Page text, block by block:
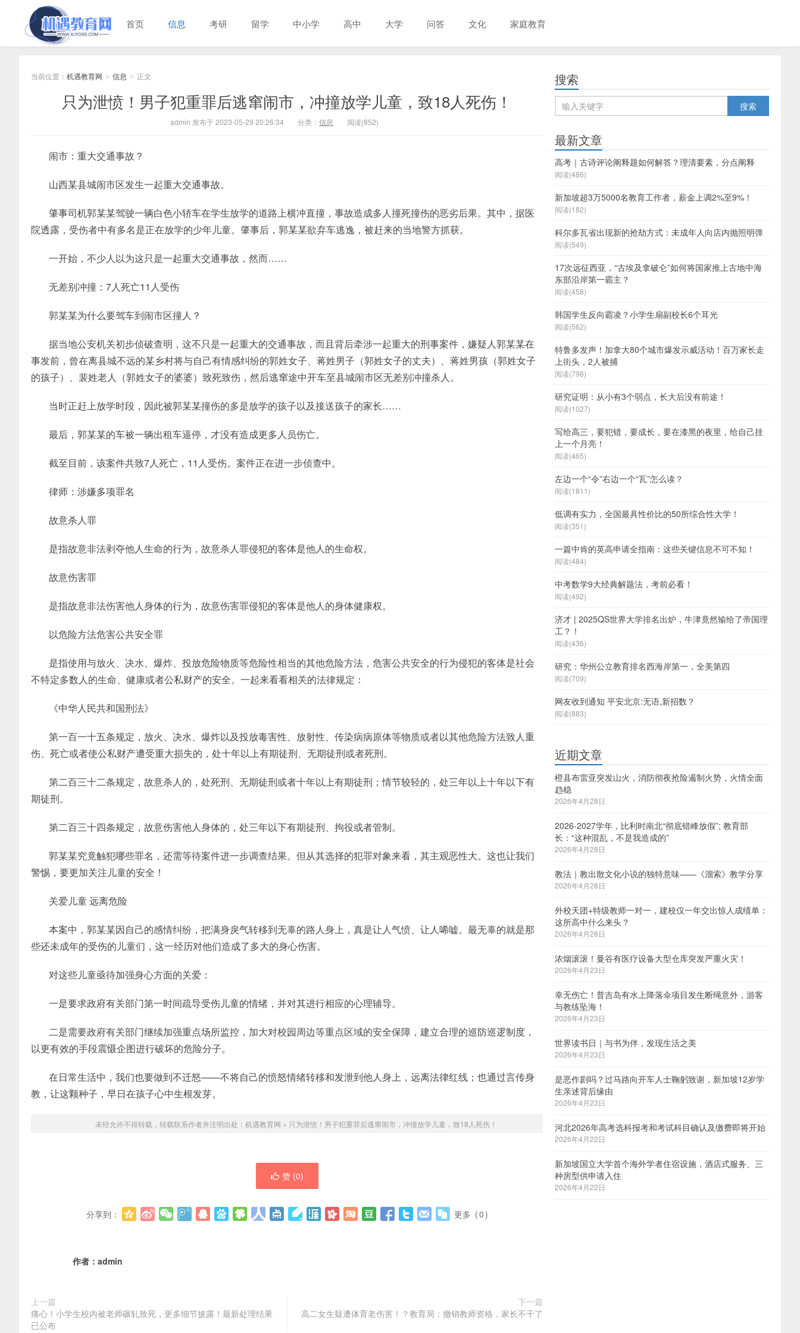
首页 信息 考研 留学 中小学 高中 大学 问答 文化 家庭教育
当前位置： 机遇教育网 > 信息 > 正文
只为泄愤！男子犯重罪后逃窜闹市，冲撞放学儿童，致18人死伤！
admin 发布于 2023-05-29 20:26:34 分类： 信息 阅读(852)
闹市：重大交通事故？
山西某县城闹市区发生一起重大交通事故。
肇事司机郭某某驾驶一辆白色小轿车在学生放学的道路上横冲直撞，事故造成多人撞死撞伤的恶劣后果。其中，据医
院透露，受伤者中有多名是正在放学的少年儿童。肇事后，郭某某欲弃车逃逸，被赶来的当地警方抓获。
一开始，不少人以为这只是一起重大交通事故，然而……
无差别冲撞：7人死亡11人受伤
郭某某为什么要驾车到闹市区撞人？
据当地公安机关初步侦破查明，这不只是一起重大的交通事故，而且背后牵涉一起重大的刑事案件，嫌疑人郭某某在
事发前，曾在离县城不远的某乡村将与自己有情感纠纷的郭姓女子、蒋姓男子（郭姓女子的丈夫）、蒋姓男孩（郭姓女子
的孩子）、裴姓老人（郭姓女子的婆婆）致死致伤，然后逃窜途中开车至县城闹市区无差别冲撞杀人。
当时正赶上放学时段，因此被郭某某撞伤的多是放学的孩子以及接送孩子的家长……
最后，郭某某的车被一辆出租车逼停，才没有造成更多人员伤亡。
截至目前，该案件共致7人死亡，11人受伤。案件正在进一步侦查中。
律师：涉嫌多项罪名
故意杀人罪
是指故意非法剥夺他人生命的行为，故意杀人罪侵犯的客体是他人的生命权。
故意伤害罪
是指故意非法伤害他人身体的行为，故意伤害罪侵犯的客体是他人的身体健康权。
以危险方法危害公共安全罪
是指使用与放火、决水、爆炸、投放危险物质等危险性相当的其他危险方法，危害公共安全的行为侵犯的客体是社会
不特定多数人的生命、健康或者公私财产的安全。一起来看看相关的法律规定：
《中华人民共和国刑法》
第一百一十五条规定，放火、决水、爆炸以及投放毒害性、放射性、传染病病原体等物质或者以其他危险方法致人重
伤、死亡或者使公私财产遭受重大损失的，处十年以上有期徒刑、无期徒刑或者死刑。
第二百三十二条规定，故意杀人的，处死刑、无期徒刑或者十年以上有期徒刑；情节较轻的，处三年以上十年以下有
期徒刑。
第二百三十四条规定，故意伤害他人身体的，处三年以下有期徒刑、拘役或者管制。
郭某某究竟触犯哪些罪名，还需等待案件进一步调查结果。但从其选择的犯罪对象来看，其主观恶性大。这也让我们
警惕，要更加关注儿童的安全！
关爱儿童 远离危险
本案中，郭某某因自己的感情纠纷，把满身戾气转移到无辜的路人身上，真是让人气愤、让人唏嘘。最无辜的就是那
些还未成年的受伤的儿童们，这一经历对他们造成了多大的身心伤害。
对这些儿童亟待加强身心方面的关爱：
一是要求政府有关部门第一时间疏导受伤儿童的情绪，并对其进行相应的心理辅导。
二是需要政府有关部门继续加强重点场所监控，加大对校园周边等重点区域的安全保障，建立合理的巡防巡逻制度，
以更有效的手段震慑企图进行破坏的危险分子。
在日常生活中，我们也要做到不迁怒——不将自己的愤怒情绪转移和发泄到他人身上，远离法律红线；也通过言传身
教，让这颗种子，早日在孩子心中生根发芽。
未经允许不得转载，转载联系作者并注明出处： 机遇教育网 » 只为泄愤！男子犯重罪后逃窜闹市，冲撞放学儿童，致18人死伤！
赞 (0)
分享到： 更多 (0)
作者： admin
上一篇
痛心！小学生校内被老师碾轧致死，更多细节披露！最新处理结果
已公布
下一篇
高二女生疑遭体育老伤害！？教育局：撤销教师资格，家长不干了
搜索
最新文章
高考｜古诗评论阐释题如何解答？理清要素，分点阐释
阅读(486)
新加坡超3万5000名教育工作者，薪金上调2%至9%！
阅读(182)
科尔多瓦省出现新的抢劫方式：未成年人向店内抛照明弹
阅读(549)
17次远征西亚，“古埃及拿破仑”如何将国家推上古地中海
东部沿岸第一霸主？
阅读(458)
韩国学生反向霸凌？小学生扇副校长6个耳光
阅读(562)
特鲁多发声！加拿大80个城市爆发示威活动！百万家长走
上街头，2人被捕
阅读(798)
研究证明：从小有3个弱点，长大后没有前途！
阅读(1027)
写给高三，要犯错，要成长，要在漆黑的夜里，给自己挂
上一个月亮！
阅读(465)
左边一个“令”右边一个“瓦”怎么读？
阅读(1811)
低调有实力，全国最具性价比的50所综合性大学！
阅读(351)
一篇中肯的英高申请全指南：这些关键信息不可不知！
阅读(484)
中考数学9大经典解题法，考前必看！
阅读(492)
济才 | 2025QS世界大学排名出炉，牛津竟然输给了帝国理
工？！
阅读(436)
研究：华州公立教育排名西海岸第一，全美第四
阅读(709)
网友收到通知 平安北京:无语,新招数？
阅读(883)
近期文章
橙县布雷亚突发山火，消防彻夜抢险遏制火势，火情全面
趋稳
2026年4月28日
2026-2027学年，比利时南北“彻底错峰放假”; 教育部
长：“这种混乱，不是我造成的”
2026年4月28日
教法｜教出散文化小说的独特意味——《溜索》教学分享
2026年4月28日
外校天团+特级教师一对一，建校仅一年交出惊人成绩单：
这所高中什么来头？
2026年4月28日
浓烟滚滚！曼谷有医疗设备大型仓库突发严重火灾！
2026年4月23日
幸无伤亡！普吉岛有水上降落伞项目发生断绳意外，游客
与教练坠海！
2026年4月23日
世界读书日｜与书为伴，发现生活之美
2026年4月23日
是恶作剧吗？过马路向开车人士鞠躬致谢，新加坡12岁学
生亲述背后缘由
2026年4月23日
河北2026年高考选科报考和考试科目确认及缴费即将开始
2026年4月22日
新加坡国立大学首个海外学者住宿设施，酒店式服务、三
种房型供申请入住
2026年4月22日